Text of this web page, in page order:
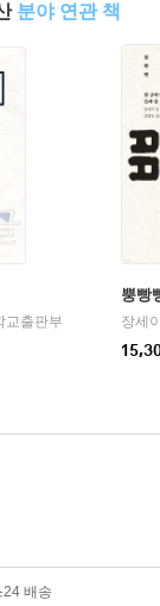
분야 연관 책
교출판부
뿡빵
장세
24 배송